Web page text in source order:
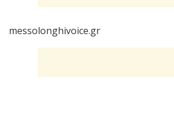
messolonghivoice.gr